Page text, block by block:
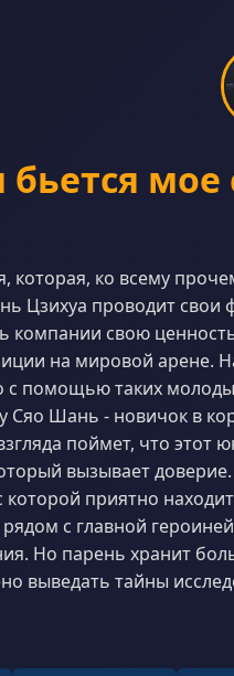
бьется
которая, ко всему
Цзихуа проводит свои
компании свою
на мировой арене.
с помощью таких
Сяо Шань - новичок в
поймет, что
вызывает
приятно
рядом с главной
Но парень хранит
выведать тайны